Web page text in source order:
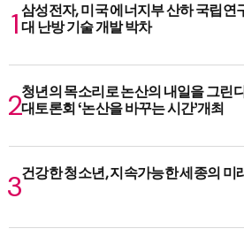
삼성전자, 미국 에너지부 산하 국립연
대 난방 기술 개발 박차
청년의 목소리로 논산의 내일을 그린
대토론회 ‘논산을 바꾸는 시간’개최
건강한 청소년, 지속가능한 세종의 미